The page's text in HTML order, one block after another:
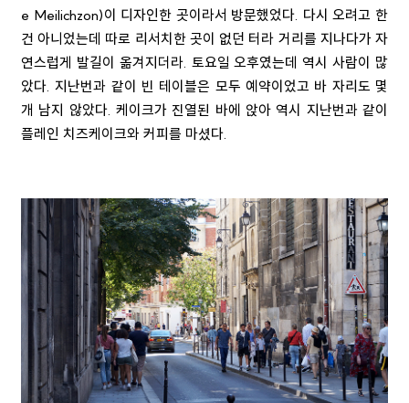
e Meilichzon)이 디자인한 곳이라서 방문했었다. 다시 오려고 한
건 아니었는데 따로 리서치한 곳이 없던 터라 거리를 지나다가 자
연스럽게 발길이 옮겨지더라. 토요일 오후였는데 역시 사람이 많
았다. 지난번과 같이 빈 테이블은 모두 예약이었고 바 자리도 몇
개 남지 않았다. 케이크가 진열된 바에 앉아 역시 지난번과 같이
플레인 치즈케이크와 커피를 마셨다.